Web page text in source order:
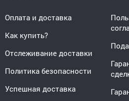
Оплата и доставка
Как купить?
Отслеживание доставки
Политика безопасности
Успешная доставка